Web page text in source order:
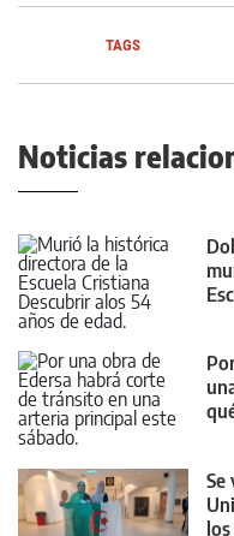
TAGS
Noticias
Se